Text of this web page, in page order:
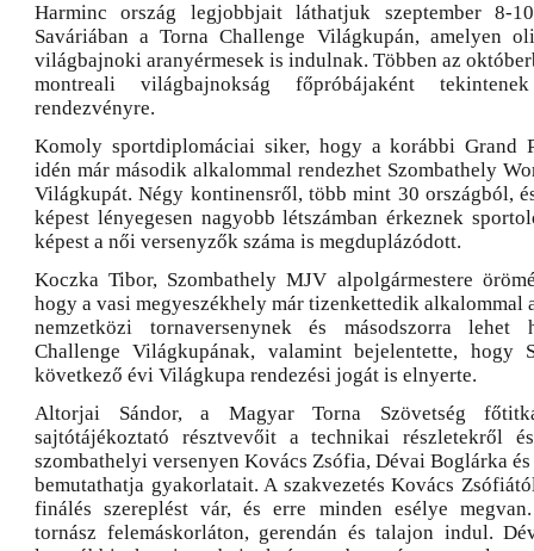
Harminc ország legjobbjait láthatjuk szeptember 8-
Saváriában a Torna Challenge Világkupán, amelyen
világbajnoki aranyérmesek is indulnak. Többen az
montreali világbajnokság főpróbájaként
rendezvényre.
Komoly sportdiplomáciai siker, hogy a korábbi Grand
idén már második alkalommal rendezhet Szombathely
Világkupát. Négy kontinensről, több mint 30 országból,
képest lényegesen nagyobb létszámban érkeznek
képest a női versenyzők száma is megduplázódott.
Koczka Tibor, Szombathely MJV alpolgármestere
hogy a vasi megyeszékhely már tizenkettedik alkalommal
nemzetközi tornaversenynek és másodszorra lehet
Challenge Világkupának, valamint bejelentette, hogy
következő évi Világkupa rendezési jogát is elnyerte.
Altorjai Sándor, a Magyar Torna Szövetség
sajtótájékoztató résztvevőit a technikai részletekről
szombathelyi versenyen Kovács Zsófia, Dévai Boglárka
bemutathatja gyakorlatait. A szakvezetés Kovács
finálés szereplést vár, és erre minden esélye
tornász felemáskorláton, gerendán és talajon indul.